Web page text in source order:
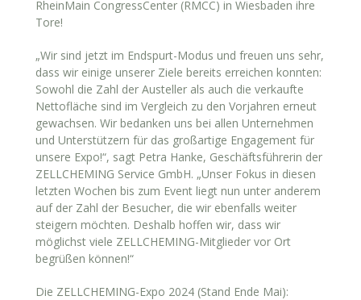
RheinMain CongressCenter (RMCC) in Wiesbaden ihre
Tore!
„Wir sind jetzt im Endspurt-Modus und freuen uns sehr,
dass wir einige unserer Ziele bereits erreichen konnten:
Sowohl die Zahl der Austeller als auch die verkaufte
Nettofläche sind im Vergleich zu den Vorjahren erneut
gewachsen. Wir bedanken uns bei allen Unternehmen
und Unterstützern für das großartige Engagement für
unsere Expo!“, sagt Petra Hanke, Geschäftsführerin der
ZELLCHEMING Service GmbH. „Unser Fokus in diesen
letzten Wochen bis zum Event liegt nun unter anderem
auf der Zahl der Besucher, die wir ebenfalls weiter
steigern möchten. Deshalb hoffen wir, dass wir
möglichst viele ZELLCHEMING-Mitglieder vor Ort
begrüßen können!“
Die ZELLCHEMING-Expo 2024 (Stand Ende Mai):